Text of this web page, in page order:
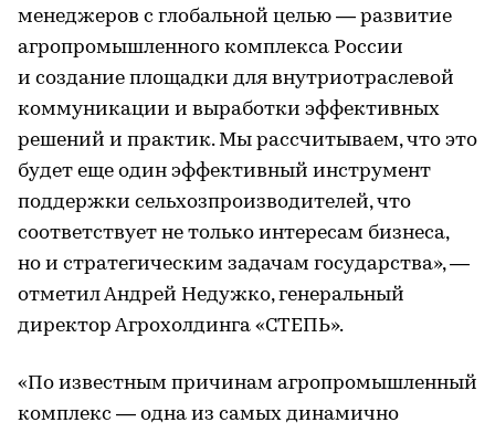
менеджеров с глобальной целью — развитие
агропромышленного комплекса России
и создание площадки для внутриотраслевой
коммуникации и выработки эффективных
решений и практик. Мы рассчитываем, что это
будет еще один эффективный инструмент
поддержки сельхозпроизводителей, что
соответствует не только интересам бизнеса,
но и стратегическим задачам государства», —
отметил Андрей Недужко, генеральный
директор Агрохолдинга «СТЕПЬ».
«По известным причинам агропромышленный
комплекс — одна из самых динамично